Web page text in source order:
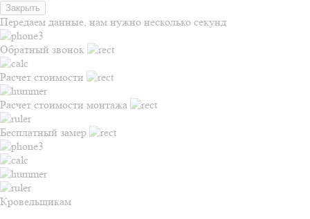
Закрыть
Передаем данные, нам нужно несколько секунд
Обратный звонок
Расчет стоимости
Расчет стоимости монтажа
Бесплатный замер
Кровельщикам